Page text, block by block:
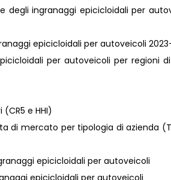
degli ingranaggi epicicloidali per
epicicloidali per autoveicoli
per autoveicoli per regioni
e HHI)
di mercato per tipologia di azienda
epicicloidali per autoveicoli
epicicloidali per autoveicoli